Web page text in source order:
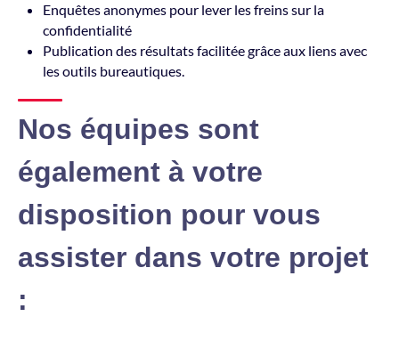
Enquêtes anonymes pour lever les freins sur la
confidentialité
Publication des résultats facilitée grâce aux liens avec
les outils bureautiques.
Nos équipes sont
également à votre
disposition pour vous
assister dans votre projet
: